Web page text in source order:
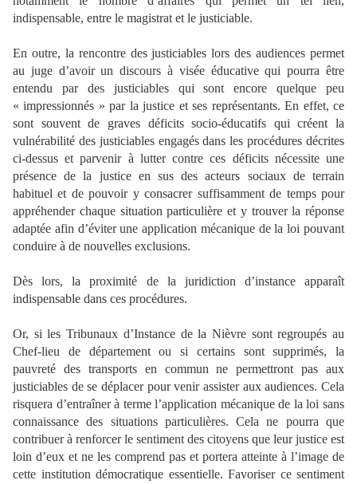
indispensable, entre le magistrat et le justiciable.
En outre, la rencontre des justiciables lors des audiences permet
au juge d’avoir un discours à visée éducative qui pourra être
entendu par des justiciables qui sont encore quelque peu
« impressionnés » par la justice et ses représentants. En effet, ce
sont souvent de graves déficits socio-éducatifs qui créent la
vulnérabilité des justiciables engagés dans les procédures décrites
ci-dessus et parvenir à lutter contre ces déficits nécessite une
présence de la justice en sus des acteurs sociaux de terrain
habituel et de pouvoir y consacrer suffisamment de temps pour
appréhender chaque situation particulière et y trouver la réponse
adaptée afin d’éviter une application mécanique de la loi pouvant
conduire à de nouvelles exclusions.
Dès lors, la proximité de la juridiction d’instance apparaît
indispensable dans ces procédures.
Or, si les Tribunaux d’Instance de la Nièvre sont regroupés au
Chef-lieu de département ou si certains sont supprimés, la
pauvreté des transports en commun ne permettront pas aux
justiciables de se déplacer pour venir assister aux audiences. Cela
risquera d’entraîner à terme l’application mécanique de la loi sans
connaissance des situations particulières. Cela ne pourra que
contribuer à renforcer le sentiment des citoyens que leur justice est
loin d’eux et ne les comprend pas et portera atteinte à l’image de
cette institution démocratique essentielle. Favoriser ce sentiment